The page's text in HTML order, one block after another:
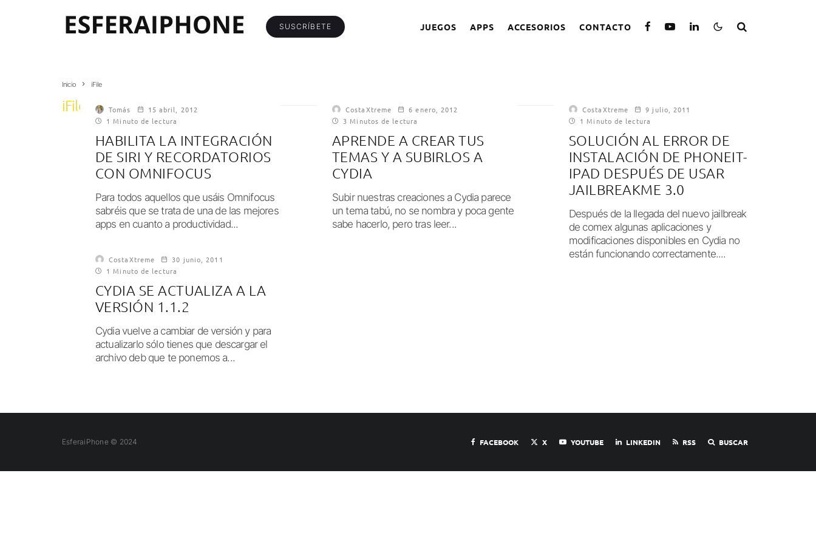
SUSCRÍBETE JUEGOS APPS ACCESORIOS CONTACTO
Inicio iFile
iFile Tomás
15 abril, 2012
1 Minuto de lectura
HABILITA LA INTEGRACIÓN
DE SIRI Y RECORDATORIOS
CON OMNIFOCUS
Para todos aquellos que usáis Omnifocus
sabréis que se trata de una de las mejores
apps en cuanto a productividad...
CostaXtreme
6 enero, 2012
3 Minutos de lectura
APRENDE A CREAR TUS
TEMAS Y A SUBIRLOS A
CYDIA
Subir nuestras creaciones a Cydia parece
un tema tabú, no se nombra y poca gente
sabe hacerlo, pero tras leer...
CostaXtreme
9 julio, 2011
1 Minuto de lectura
SOLUCIÓN AL ERROR DE
INSTALACIÓN DE PHONEIT-
IPAD DESPUÉS DE USAR
JAILBREAKME 3.0
Después de la llegada del nuevo jailbreak
de comex algunas aplicaciones y
modificaciones disponibles en Cydia no
están funcionando correctamente....
CostaXtreme
30 junio, 2011
1 Minuto de lectura
CYDIA SE ACTUALIZA A LA
VERSIÓN 1.1.2
Cydia vuelve a cambiar de versión y para
actualizarlo sólo tienes que descargar el
archivo deb que te ponemos a...
EsferaiPhone © 2024 FACEBOOK X YOUTUBE LINKEDIN RSS BUSCAR